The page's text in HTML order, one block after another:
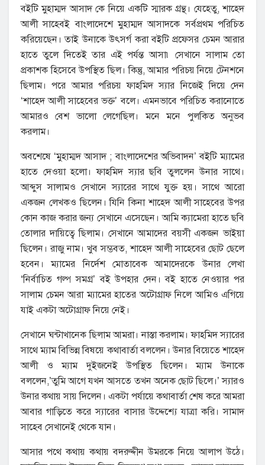
বইটি মুহাম্মদ আসাদ কে নিয়ে একটি স্মারক গ্রন্থ। যেহেতু, শাহেদ
আলী সাহেবই বাংলাদেশে মুহাম্মদ আসাদকে সর্বপ্রথম পরিচিত
করিয়েছেন। তাই উনাকে উৎসর্গ করা বইটি প্রফেসর চেমন আরার
হাতে তুলে দিতেই তার এই পর্যন্ত আসা৷ সেখানে সালাম তো
প্রকাশক হিসেবে উপস্থিত ছিল। কিন্তু, আমার পরিচয় নিয়ে টেনশনে
ছিলাম। পরে আমার পরিচয় ফাহমিদ স্যার নিজেই দিয়ে দেন
‘শাহেদ আলী সাহেবের ভক্ত’ বলে। এমনভাবে পরিচিত করানোতে
আমারও বেশ ভালো লেগেছিল। মনে মনে পুলকিত অনুভব
করলাম।
অবশেষে ‘মুহাম্মদ আসাদ ; বাংলাদেশের অভিবাদন’ বইটি ম্যামের
হাতে দেওয়া হলো। ফাহমিদ স্যার ছবি তুললেন উনার সাথে।
আব্দুস সালামও সেখানে স্যারের সাথে যুক্ত হয়। সাথে আরো
একজন লেখকও ছিলেন। যিনি কিনা শাহেদ আলী সাহেবের উপর
কোন কাজ করার জন্য সেখানে এসেছেন। আমি ক্যামেরা হাতে ছবি
তোলার দায়িত্বে ছিলাম। সেখানে আমাদের বয়সী একজন ভাইয়া
ছিলেন। রাজু নাম। খুব সম্ভবত, শাহেদ আলী সাহেবের ছোট ছেলে
হবেন। ম্যামের নির্দেশ মোতাবেক আমাদেরকে উনার লেখা
‘নির্বাচিত গল্প সমগ্র’ বই উপহার দেন। বই হাতে নেওয়ার পর
সালাম চেমন আরা ম্যামের হাতের অটোগ্রাফ নিলে আমিও এগিয়ে
যাই একটা অটোগ্রাফ নিয়ে নেই।
সেখানে ঘন্টাখানেক ছিলাম আমরা। নাস্তা করলাম। ফাহমিদ স্যারের
সাথে ম্যাম বিভিন্ন বিষয়ে কথাবার্তা বললেন। উনার বিয়েতে শাহেদ
আলী ও ম্যাম দুইজনেই উপস্থিত ছিলেন। ম্যাম উনাকে
বললেন,’তুমি আগে যখন আসতে তখন অনেক ছোট ছিলে।’ স্যারও
উনার কথায় সায় দিলেন। একটা পর্যায়ে কথাবার্তা শেষ করে আমরা
আবার গাড়িতে করে স্যারের বাসার উদ্দেশ্যে যাত্রা করি। সামাদ
সাহেব সেখানেই থেকে যান।
আসার পথে কথায় কথায় বদরুদ্দীন উমরকে নিয়ে আলাপ উঠে।